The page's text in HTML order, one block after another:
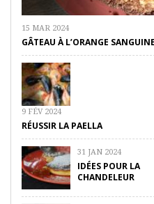
15 MAR 2024
GÂTEAU À L’ORANGE SANGUINE
9 FÉV 2024
RÉUSSIR LA PAELLA
31 JAN 2024
IDÉES POUR LA
CHANDELEUR